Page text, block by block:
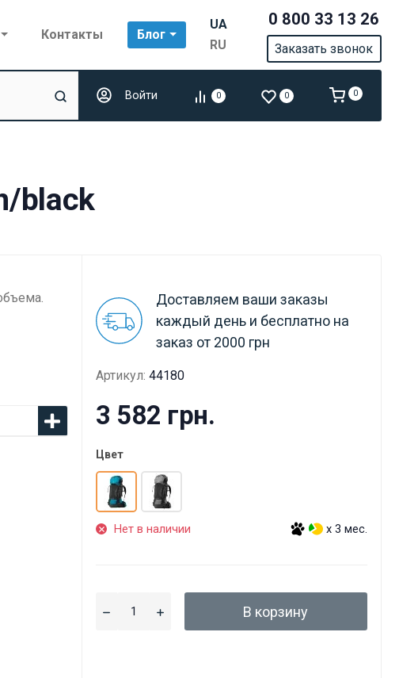
Контакты Блог
UA
RU
0 800 33 13 26
Заказать звонок
Войти 0 0 0
black
Доставляем ваши заказы
каждый день и бесплатно на
заказ от 2000 грн
Артикул: 44180
3 582 грн.
Цвет
Нет в наличии x 3 мес.
В корзину